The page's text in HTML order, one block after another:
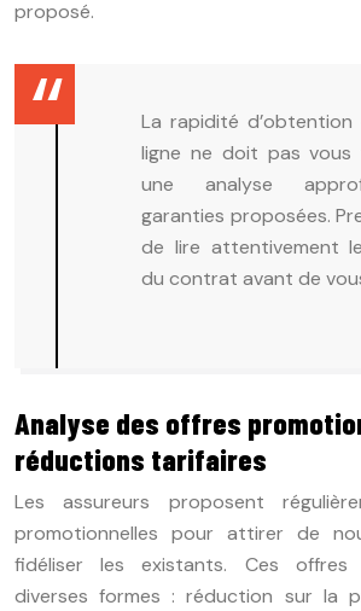
proposé.
La rapidité d’obtention
ligne ne doit pas vous
une analyse
garanties proposées.
de lire attentivement
du contrat avant de
Analyse des offres
réductions tarifaires
Les assureurs proposent
promotionnelles pour attirer de
fidéliser les existants. Ces offres
diverses formes : réduction sur la